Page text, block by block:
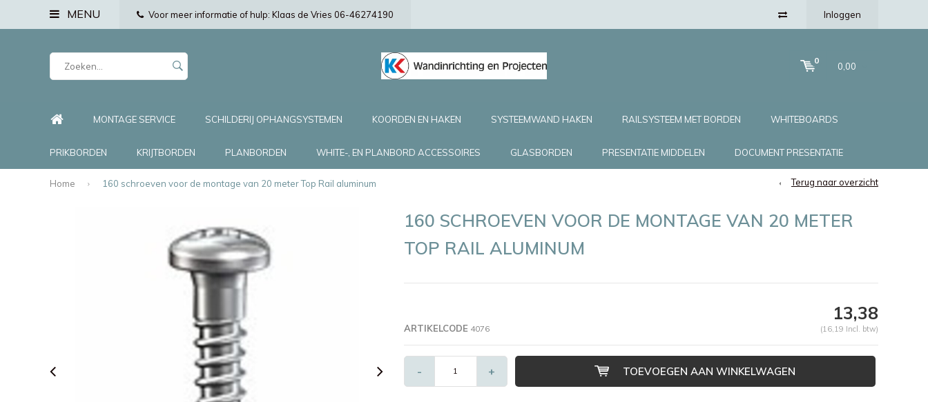
MENU Voor meer informatie of hulp: Klaas de Vries 06-46274190 Inloggen
0
0,00
MONTAGE SERVICE SCHILDERIJ OPHANGSYSTEMEN KOORDEN EN HAKEN SYSTEEMWAND HAKEN RAILSYSTEEM MET BORDEN WHITEBOARDS
PRIKBORDEN KRIJTBORDEN PLANBORDEN WHITE-, EN PLANBORD ACCESSOIRES GLASBORDEN PRESENTATIE MIDDELEN DOCUMENT PRESENTATIE
Home 160 schroeven voor de montage van 20 meter Top Rail aluminum Terug naar overzicht
160 SCHROEVEN VOOR DE MONTAGE VAN 20 METER
TOP RAIL ALUMINUM
ARTIKELCODE 4076
13,38
(16,19 Incl. btw)
- + TOEVOEGEN AAN WINKELWAGEN